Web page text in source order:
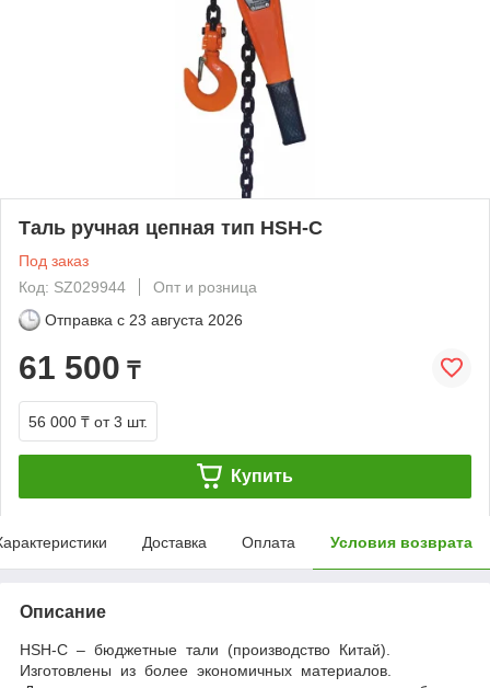
Таль ручная цепная тип HSH-C
Под заказ
Код: SZ029944
Опт и розница
Отправка с 23 августа 2026
61 500 ₸
56 000 ₸ от 3 шт.
Купить
Доставка Оплата Условия возврата
Описание
HSH-C – бюджетные тали (производство Китай).
Изготовлены из более экономичных материалов.